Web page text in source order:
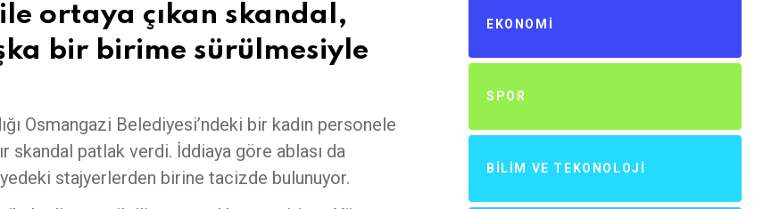
ortaya çıkan skandal,
bir birime sürülmesiyle
Osmangazi Belediyesi’ndeki bir kadın personele
skandal patlak verdi. İddiaya göre ablası da
stajyerlerden birine tacizde bulunuyor.
EKONOMI
SPOR
BILIM VE TEKONOLOJI